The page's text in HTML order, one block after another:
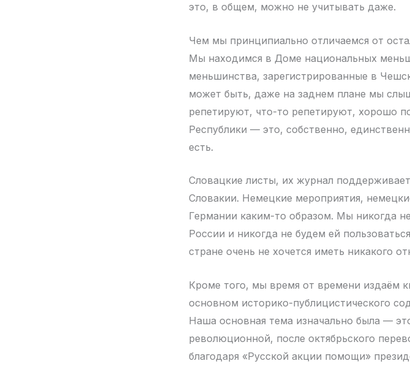
это, в общем, можно не учитывать даже.
Чем мы принципиально отличаемся от
Мы находимся в Доме национальных
меньшинства, зарегистрированные в
может быть, даже на заднем плане мы
репетируют, что-то репетируют, хорошо
Республики — это, собственно,
есть.
Словацкие листы, их журнал
Словакии. Немецкие мероприятия,
Германии каким-то образом. Мы никогда
России и никогда не будем ей
стране очень не хочется иметь никакого
Кроме того, мы время от времени издаём
основном историко-публицистического
Наша основная тема изначально была —
революционной, после октябрьского
благодаря «Русской акции помощи»